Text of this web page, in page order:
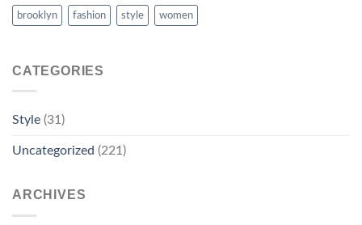
brooklyn fashion style women
CATEGORIES
Style (31)
Uncategorized (221)
ARCHIVES